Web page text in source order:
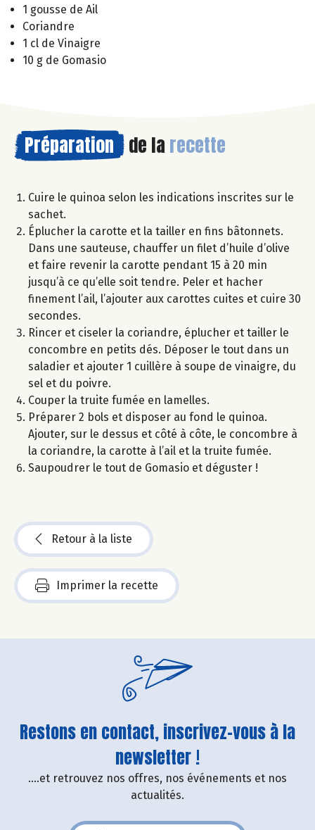
1 gousse de Ail
Coriandre
1 cl de Vinaigre
10 g de Gomasio
Préparation de la recette
Cuire le quinoa selon les indications inscrites sur le
sachet.
Éplucher la carotte et la tailler en fins bâtonnets.
Dans une sauteuse, chauffer un filet d’huile d’olive
et faire revenir la carotte pendant 15 à 20 min
jusqu’à ce qu’elle soit tendre. Peler et hacher
finement l’ail, l’ajouter aux carottes cuites et cuire 30
secondes.
Rincer et ciseler la coriandre, éplucher et tailler le
concombre en petits dés. Déposer le tout dans un
saladier et ajouter 1 cuillère à soupe de vinaigre, du
sel et du poivre.
Couper la truite fumée en lamelles.
Préparer 2 bols et disposer au fond le quinoa.
Ajouter, sur le dessus et côté à côte, le concombre à
la coriandre, la carotte à l’ail et la truite fumée.
Saupoudrer le tout de Gomasio et déguster !
Retour à la liste
Imprimer la recette
Restons en contact, inscrivez-vous à la
newsletter !
....et retrouvez nos offres, nos événements et nos
actualités.